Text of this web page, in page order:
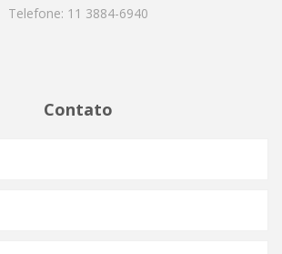
Telefone: 11 3884-6940
Contato